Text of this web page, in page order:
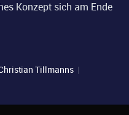
Konzept sich am Ende
Tillmanns |